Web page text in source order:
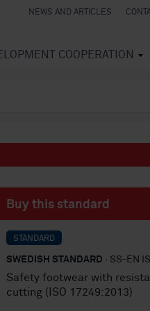
NEWS AND ARTICLES
COOPERATION
Buy this standard
STANDARD
SWEDISH STANDARD · SS-EN
Safety footwear with
cutting (ISO 17249:2013)